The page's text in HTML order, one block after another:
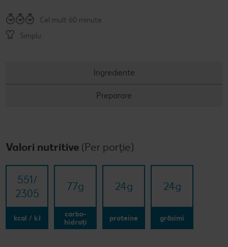
Concursuri online
Revista Kaufland - Acum și pe WhatsApp!
Cel mult 60 minute
Simplu
Ingrediente
Preparare
Valori nutritive (Per porție)
551/​
2305
kcal / kJ
77g
carbo-
hidrați
24g
proteine
24g
grăsimi